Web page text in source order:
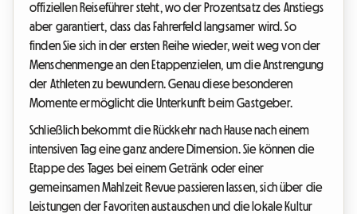
offiziellen Reiseführer steht, wo der Prozentsatz des Anstiegs
aber garantiert, dass das Fahrerfeld langsamer wird. So
finden Sie sich in der ersten Reihe wieder, weit weg von der
Menschenmenge an den Etappenzielen, um die Anstrengung
der Athleten zu bewundern. Genau diese besonderen
Momente ermöglicht die Unterkunft beim Gastgeber.
Schließlich bekommt die Rückkehr nach Hause nach einem
intensiven Tag eine ganz andere Dimension. Sie können die
Etappe des Tages bei einem Getränk oder einer
gemeinsamen Mahlzeit Revue passieren lassen, sich über die
Leistungen der Favoriten austauschen und die lokale Kultur